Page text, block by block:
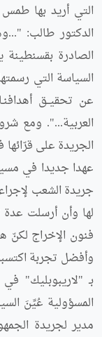
التي أريد بها
الدكتور طالب:
الصادرة
السياسة التي
عن تحقيــق
الجريدة على
عهدا جديدا في
جريدة الشعب
فنون الإخراج لكنّ
وأفضل تجربة
مدير لجريدة